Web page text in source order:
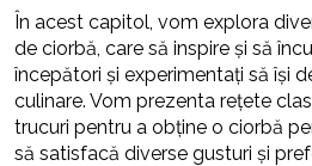
În acest capitol, vom explora
de ciorbă, care să inspire și să
începători și experimentați să își
culinare. Vom prezenta rețete
trucuri pentru a obține o ciorbă
să satisfacă diverse gusturi și